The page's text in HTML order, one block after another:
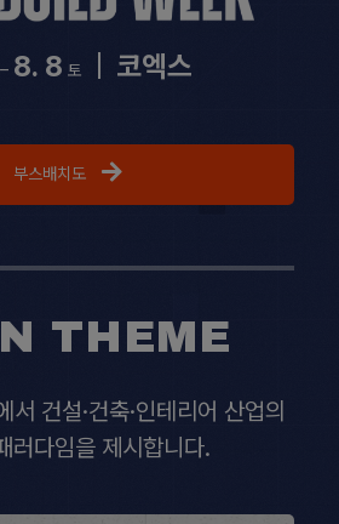
8. 8 토 코엑스
부스배치도
THEME
건설·건축·인테리어 산업의
러다임을 제시합니다.